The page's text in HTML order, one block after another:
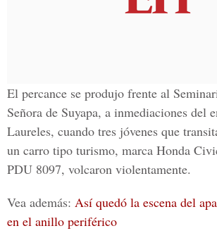
El percance se produjo frente al
Señora de Suyapa, a inmediaciones del
Laureles, cuando tres jóvenes que
un carro tipo turismo, marca Honda
PDU 8097, volcaron violentamente.
Vea además: Así quedó la escena del
en el anillo periférico